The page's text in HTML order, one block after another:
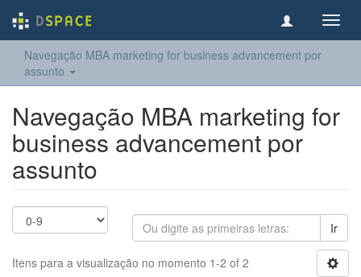
Navegação MBA marketing for business advancement por
assunto
Navegação MBA marketing for
business advancement por
assunto
Ir
Itens para a visualização no momento 1-2 of 2